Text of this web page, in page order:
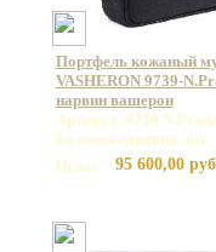
Портфель кожаный
VASHERON 9739-
нарвин вашерон
Артикул: 9739
Базовая единица: шт
Цена:
95 600,00